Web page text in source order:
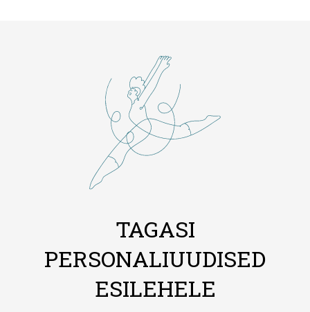
TAGASI
PERSONALIUUDISED
ESILEHELE